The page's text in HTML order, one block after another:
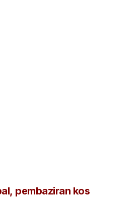
pembaziran kos